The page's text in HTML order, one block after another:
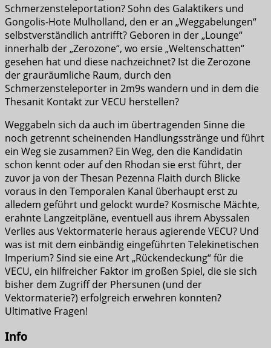
Schmerzensteleportation? Sohn des Galaktikers und
Gongolis-Hote Mulholland, den er an „Weggabelungen“
selbstverständlich antrifft? Geboren in der „Lounge“
innerhalb der „Zerozone“, wo ersie „Weltenschatten“
gesehen hat und diese nachzeichnet? Ist die Zerozone
der grauräumliche Raum, durch den
Schmerzensteleporter in 2m9s wandern und in dem die
Thesanit Kontakt zur VECU herstellen?
Weggabeln sich da auch im übertragenden Sinne die
noch getrennt scheinenden Handlungsstränge und führt
ein Weg sie zusammen? Ein Weg, den die Kandidatin
schon kennt oder auf den Rhodan sie erst führt, der
zuvor ja von der Thesan Pezenna Flaith durch Blicke
voraus in den Temporalen Kanal überhaupt erst zu
alledem geführt und gelockt wurde? Kosmische Mächte,
erahnte Langzeitpläne, eventuell aus ihrem Abyssalen
Verlies aus Vektormaterie heraus agierende VECU? Und
was ist mit dem einbändig eingeführten Telekinetischen
Imperium? Sind sie eine Art „Rückendeckung“ für die
VECU, ein hilfreicher Faktor im großen Spiel, die sie sich
bisher dem Zugriff der Phersunen (und der
Vektormaterie?) erfolgreich erwehren konnten?
Ultimative Fragen!
Info